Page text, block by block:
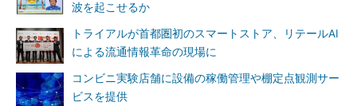
波を起こせるか
トライアルが首都圏初のスマートストア、リテールAI
による流通情報革命の現場に
コンビニ実験店舗に設備の稼働管理や棚定点観測サー
ビスを提供